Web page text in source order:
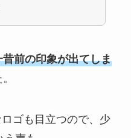
昔前の印象が出てしま
ゴも目立つので、少